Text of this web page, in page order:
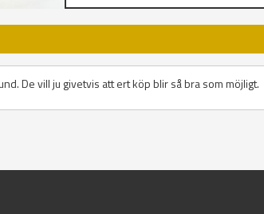
De vill ju givetvis att ert köp blir så bra som möjligt.